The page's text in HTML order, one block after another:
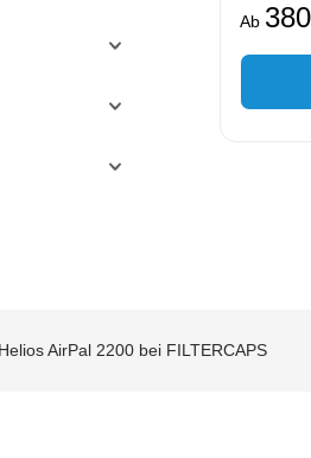
Ab
AirPal 2200 bei FILTERCAPS